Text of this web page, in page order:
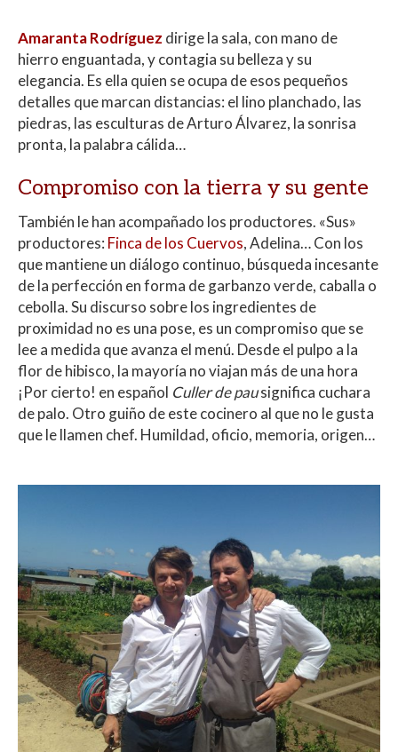
Amaranta Rodríguez dirige la sala, con mano de
hierro enguantada, y contagia su belleza y su
elegancia. Es ella quien se ocupa de esos pequeños
detalles que marcan distancias: el lino planchado, las
piedras, las esculturas de Arturo Álvarez, la sonrisa
pronta, la palabra cálida…
Compromiso con la tierra y su gente
También le han acompañado los productores. «Sus»
productores: Finca de los Cuervos, Adelina… Con los
que mantiene un diálogo continuo, búsqueda incesante
de la perfección en forma de garbanzo verde, caballa o
cebolla. Su discurso sobre los ingredientes de
proximidad no es una pose, es un compromiso que se
lee a medida que avanza el menú. Desde el pulpo a la
flor de hibisco, la mayoría no viajan más de una hora
¡Por cierto! en español Culler de pausignifica cuchara
de palo. Otro guiño de este cocinero al que no le gusta
que le llamen chef. Humildad, oficio, memoria, origen…